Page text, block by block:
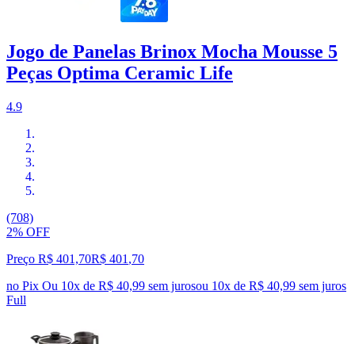
Jogo de Panelas Brinox Mocha Mousse 5
Peças Optima Ceramic Life
4.9
(708)
2% OFF
Preço R$ 401,70R$ 401 ,70
no Pix Ou 10x de R$ 40,99 sem jurosou 10x de R$ 40,99 sem juros
Full